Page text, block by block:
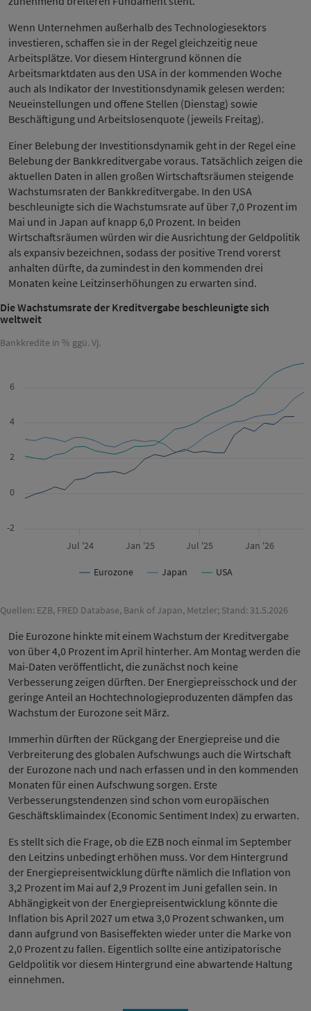
Wenn Unternehmen außerhalb des Technologiesektors
investieren, schaffen sie in der Regel gleichzeitig neue
Arbeitsplätze. Vor diesem Hintergrund können die
Arbeitsmarktdaten aus den USA in der kommenden Woche
auch als Indikator der Investitionsdynamik gelesen werden:
Neueinstellungen und offene Stellen (Dienstag) sowie
Beschäftigung und Arbeitslosenquote (jeweils Freitag).
Einer Belebung der Investitionsdynamik geht in der Regel eine
Belebung der Bankkreditvergabe voraus. Tatsächlich zeigen die
aktuellen Daten in allen großen Wirtschaftsräumen steigende
Wachstumsraten der Bankkreditvergabe. In den USA
beschleunigte sich die Wachstumsrate auf über 7,0 Prozent im
Mai und in Japan auf knapp 6,0 Prozent. In beiden
Wirtschaftsräumen würden wir die Ausrichtung der Geldpolitik
als expansiv bezeichnen, sodass der positive Trend vorerst
anhalten dürfte, da zumindest in den kommenden drei
Monaten keine Leitzinserhöhungen zu erwarten sind.
Die Wachstumsrate der Kreditvergabe beschleunigte sich
weltweit
Bankkredite in % ggü. Vj.
Eurozone Japan USA
Jul '24 Jan '25 Jul '25 Jan '26
-2
0
2
4
6
Quellen: EZB, FRED Database, Bank of Japan, Metzler; Stand: 31.5.2026
Die Eurozone hinkte mit einem Wachstum der Kreditvergabe
von über 4,0 Prozent im April hinterher. Am Montag werden die
Mai-Daten veröffentlicht, die zunächst noch keine
Verbesserung zeigen dürften. Der Energiepreisschock und der
geringe Anteil an Hochtechnologieproduzenten dämpfen das
Wachstum der Eurozone seit März.
Immerhin dürften der Rückgang der Energiepreise und die
Verbreiterung des globalen Aufschwungs auch die Wirtschaft
der Eurozone nach und nach erfassen und in den kommenden
Monaten für einen Aufschwung sorgen. Erste
Verbesserungstendenzen sind schon vom europäischen
Geschäftsklimaindex (Economic Sentiment Index) zu erwarten.
Es stellt sich die Frage, ob die EZB noch einmal im September
den Leitzins unbedingt erhöhen muss. Vor dem Hintergrund
der Energiepreisentwicklung dürfte nämlich die Inflation von
3,2 Prozent im Mai auf 2,9 Prozent im Juni gefallen sein. In
Abhängigkeit von der Energiepreisentwicklung könnte die
Inflation bis April 2027 um etwa 3,0 Prozent schwanken, um
dann aufgrund von Basiseffekten wieder unter die Marke von
2,0 Prozent zu fallen. Eigentlich sollte eine antizipatorische
Geldpolitik vor diesem Hintergrund eine abwartende Haltung
einnehmen.